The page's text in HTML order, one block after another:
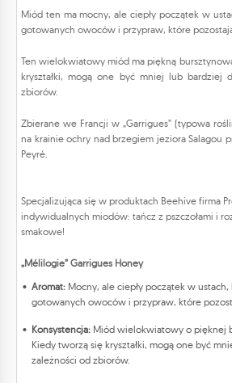
Miód ten ma mocny, ale ciepły początek w
gotowanych owoców i przypraw, które
Ten wielokwiatowy miód ma piękną
kryształki, mogą one być mniej lub bardziej
zbiorów.
Zbierane we Francji w „Garrigues” (typowa
na krainie ochry nad brzegiem jeziora Salagou
Peyré.
Specjalizująca się w produktach Beehive firma
indywidualnych miodów: tańcz z pszczołami i
smakowe!
„Mélilogie” Garrigues Honey
Aromat: Mocny, ale ciepły początek w
gotowanych owoców i przypraw, które
Konsystencja: Miód wielokwiatowy o pięknej
Kiedy tworzą się kryształki, mogą one być
zależności od zbiorów.